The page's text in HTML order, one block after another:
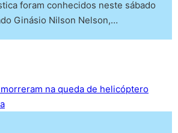
foram conhecidos neste sábado
Ginásio Nilson Nelson,…